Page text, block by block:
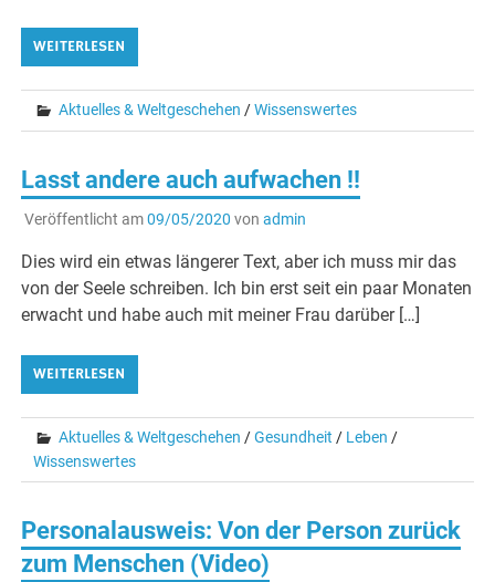
WEITERLESEN
Aktuelles & Weltgeschehen /Wissenswertes
Lasst andere auch aufwachen !!
Veröffentlicht am09/05/2020 von admin
Dies wird ein etwas längerer Text, aber ich muss mir das
von der Seele schreiben. Ich bin erst seit ein paar Monaten
erwacht und habe auch mit meiner Frau darüber […]
WEITERLESEN
Aktuelles & Weltgeschehen /Gesundheit / Leben /
Wissenswertes
Personalausweis: Von der Person zurück
zum Menschen (Video)